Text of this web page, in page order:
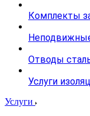
Комплекты
Отводы
Услуги
Услуги